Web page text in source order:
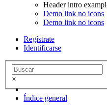
Header intro
Demo link no icons
Demo link no icons
Regístrate
Identificarse
×
Índice general